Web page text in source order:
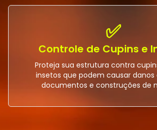
✅
Controle de Cupins e
Proteja sua estrutura contra
insetos que podem causar danos
documentos e construções de